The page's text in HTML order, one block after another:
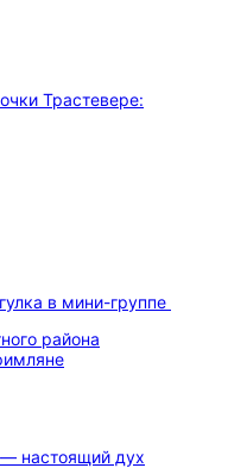
в мини-группе
района